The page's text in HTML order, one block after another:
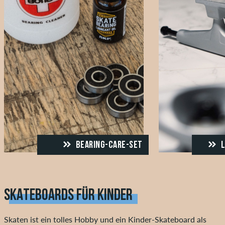
BEARING-CARE-SET
SKATEBOARDS FÜR KINDER
Skaten ist ein tolles Hobby und ein Kinder-Skateboard als